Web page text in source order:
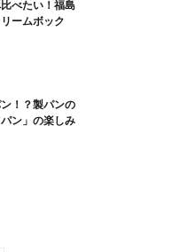
べたい！福島
ームボック
！？製パンの
ン」の楽しみ